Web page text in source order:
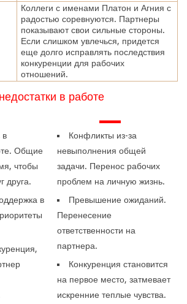
Коллеги с именами Платон и Агния с
радостью соревнуются. Партнеры
показывают свои сильные стороны.
Если слишком увлечься, придется
еще долго исправлять последствия
конкуренции для рабочих
отношений.
в работе
в
Общие
чтобы
друга.
в
—
Конфликты из-за
невыполнения общей
задачи. Перенос рабочих
проблем на личную жизнь.
Превышение ожиданий.
Перенесение
ответственности на
партнера.
Конкуренция становится
на первое место, затмевает
искренние теплые чувства.